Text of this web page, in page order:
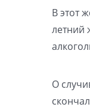
В этот
летний
О